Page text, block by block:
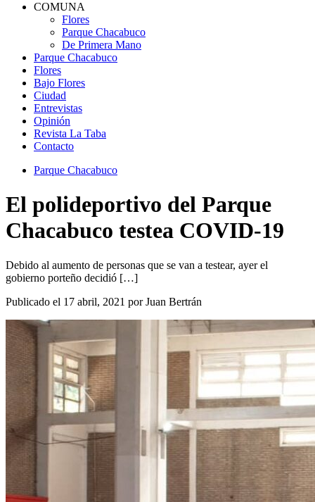
COMUNA
Flores
Parque Chacabuco
De Primera Mano
Parque Chacabuco
Flores
Bajo Flores
Ciudad
Entrevistas
Opinión
Revista La Taba
Contacto
Parque Chacabuco
El polideportivo del Parque
Chacabuco testea COVID-19
Debido al aumento de personas que se van a testear, ayer el
gobierno porteño decidió […]
Publicado el 17 abril, 2021 por Juan Bertrán